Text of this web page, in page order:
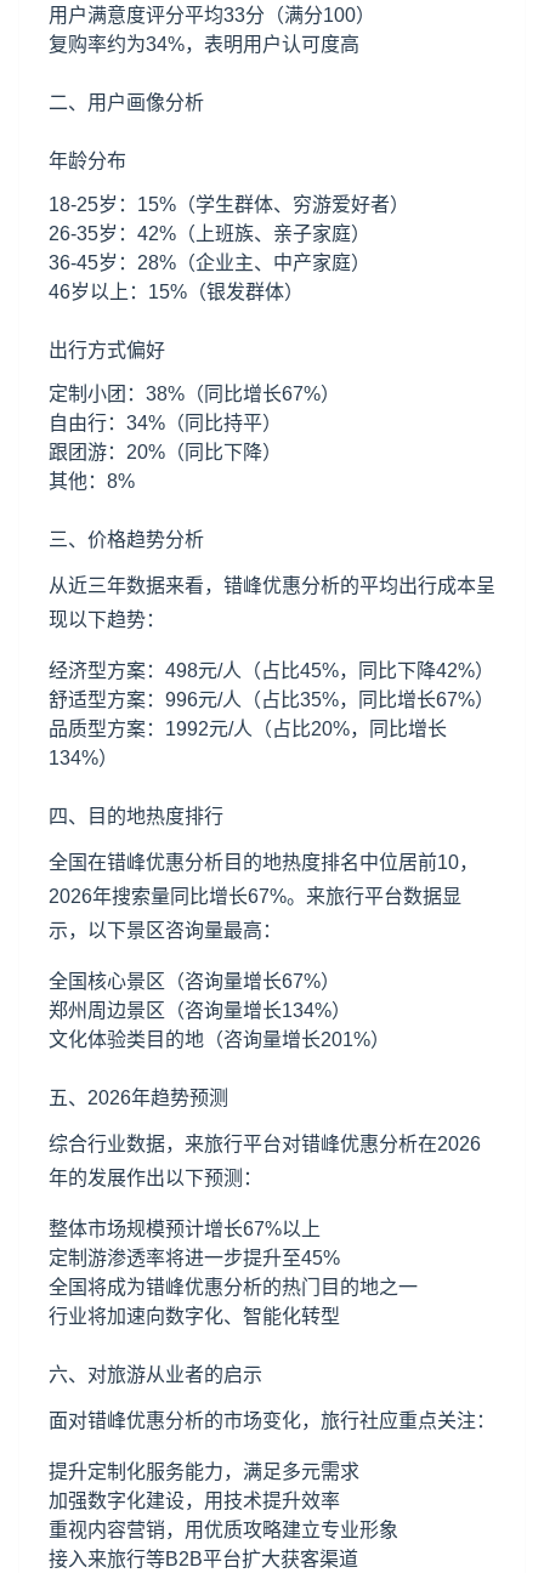
用户满意度评分平均33分（满分100）
复购率约为34%，表明用户认可度高
二、用户画像分析
年龄分布
18-25岁：15%（学生群体、穷游爱好者）
26-35岁：42%（上班族、亲子家庭）
36-45岁：28%（企业主、中产家庭）
46岁以上：15%（银发群体）
出行方式偏好
定制小团：38%（同比增长67%）
自由行：34%（同比持平）
跟团游：20%（同比下降）
其他：8%
三、价格趋势分析
从近三年数据来看，错峰优惠分析的平均出行成本呈
现以下趋势：
经济型方案：498元/人（占比45%，同比下降42%）
舒适型方案：996元/人（占比35%，同比增长67%）
品质型方案：1992元/人（占比20%，同比增长
134%）
四、目的地热度排行
全国在错峰优惠分析目的地热度排名中位居前10，
2026年搜索量同比增长67%。来旅行平台数据显
示，以下景区咨询量最高：
全国核心景区（咨询量增长67%）
郑州周边景区（咨询量增长134%）
文化体验类目的地（咨询量增长201%）
五、2026年趋势预测
综合行业数据，来旅行平台对错峰优惠分析在2026
年的发展作出以下预测：
整体市场规模预计增长67%以上
定制游渗透率将进一步提升至45%
全国将成为错峰优惠分析的热门目的地之一
行业将加速向数字化、智能化转型
六、对旅游从业者的启示
面对错峰优惠分析的市场变化，旅行社应重点关注：
提升定制化服务能力，满足多元需求
加强数字化建设，用技术提升效率
重视内容营销，用优质攻略建立专业形象
接入来旅行等B2B平台扩大获客渠道